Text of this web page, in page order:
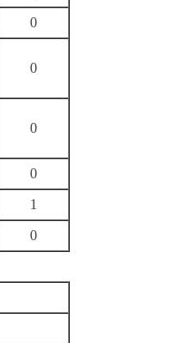
0
0
0
0
1
0